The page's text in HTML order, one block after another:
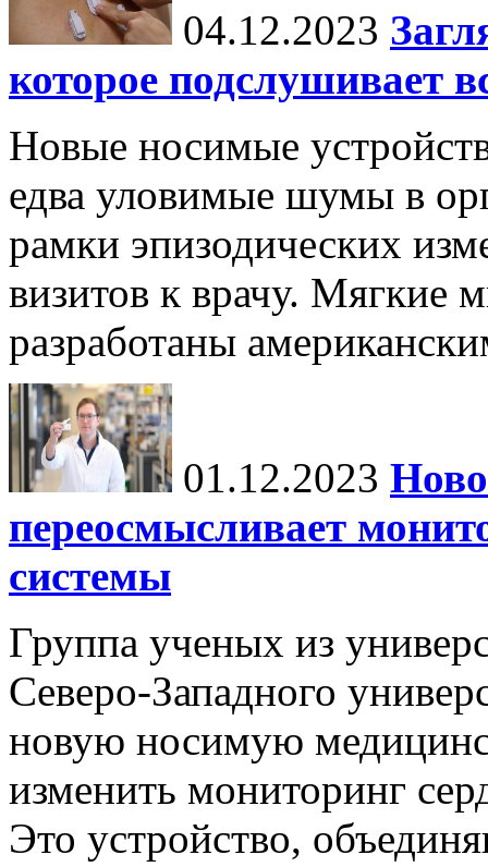
04.12.2023
которое подслушивает
Новые носимые
едва уловимые шумы в
рамки эпизодических
визитов к врачу. Мягкие
разработаны
01.12.2023
переосмысливает
системы
Группа ученых из
Северо-Западного
новую носимую
изменить мониторинг
Это устройство,